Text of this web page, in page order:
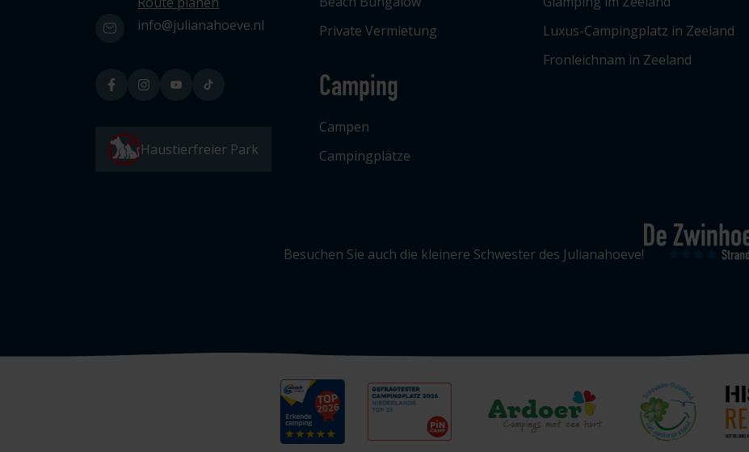
info@julianahoeve.nl
Haustierfreier Park
Private Vermietung
Camping
Campen
Campingplätze
Luxus-Campingplatz in Zeeland
Fronleichnam in Zeeland
Besuchen Sie auch die kleinere Schwester des Julianahoeve!